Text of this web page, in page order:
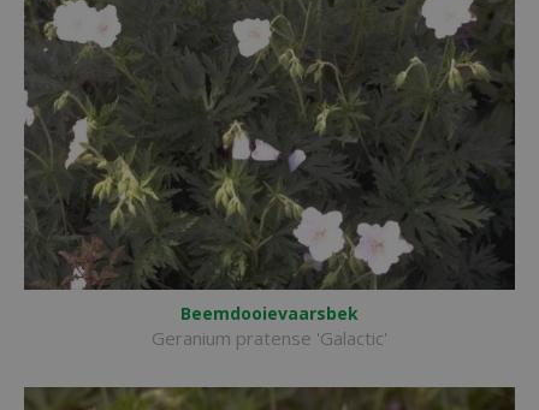
Beemdooievaarsbek
Geranium pratense 'Galactic'